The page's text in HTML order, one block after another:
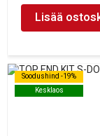
Lisää
Soodushind -19%
Kesklaos
Soodushind -19%
Kesklaos